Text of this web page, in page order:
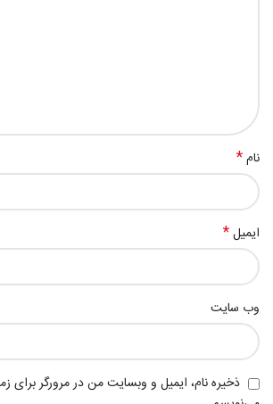
نام*
ایمیل*
وب‌ سایت
ذخیره نام، ایمیل و وبسایت من در مرورگر برای